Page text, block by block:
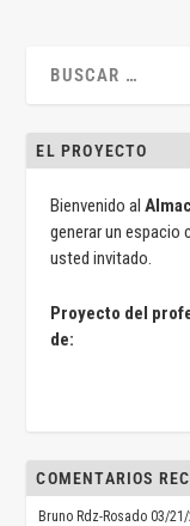
EL PROYECTO
Bienvenido al
generar un espacio
usted invitado.
Proyecto del
de:
COMENTARIOS
Bruno Rdz-Rosado 03/